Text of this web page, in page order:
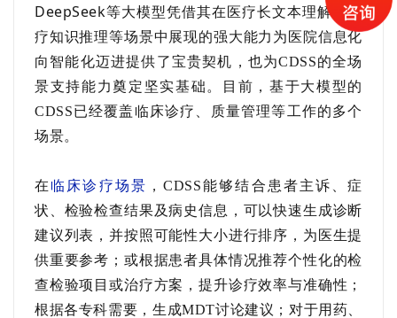
DeepSeek等大模型凭借其在医疗长文本理解、医
疗知识推理等场景中展现的强大能力为医院信息化
向智能化迈进提供了宝贵契机 ，也为CDSS的全场
景支持能力奠定坚实基础。目前，基于大模型的
CDSS已经覆盖临床诊疗、质量管理等工作的多个
场景。
在 临床诊疗场景 ，CDSS能够结合患者主诉、症
状、检验检查结果及病史信息，可以快速生成诊断
建议列表，并按照可能性大小进行排序，为医生提
供重要参考；或根据患者具体情况推荐个性化的检
查检验项目或治疗方案，提升诊疗效率与准确性；
根据各专科需要，生成MDT讨论建议；对于用药、